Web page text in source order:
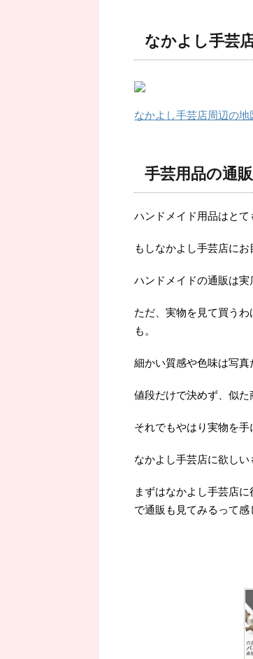
なかよし手芸
なかよし手芸店周辺の地
手芸用品の通
ハンドメイド用品はとて
もしなかよし手芸店に
ハンドメイドの通販は実
ただ、実物を見て買う
も。
細かい質感や色味は写真
値段だけで決めず、似た
それでもやはり実物を
なかよし手芸店に欲しい
まずはなかよし手芸店
で通販も見てみるって感